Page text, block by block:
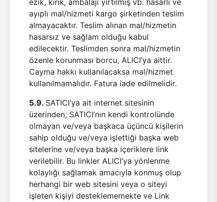
ezik, kırık, ambalajı yırtılmış vb. hasarlı ve
ayıplı mal/hizmeti kargo şirketinden teslim
almayacaktır. Teslim alınan mal/hizmetin
hasarsız ve sağlam olduğu kabul
edilecektir. Teslimden sonra mal/hizmetin
özenle korunması borcu, ALICI’ya aittir.
Cayma hakkı kullanılacaksa mal/hizmet
kullanılmamalıdır. Fatura iade edilmelidir.
5.9. SATICI’ya ait internet sitesinin
üzerinden, SATICI’nın kendi kontrolünde
olmayan ve/veya başkaca üçüncü kişilerin
sahip olduğu ve/veya işlettiği başka web
sitelerine ve/veya başka içeriklere link
verilebilir. Bu linkler ALICI’ya yönlenme
kolaylığı sağlamak amacıyla konmuş olup
herhangi bir web sitesini veya o siteyi
işleten kişiyi desteklememekte ve Link